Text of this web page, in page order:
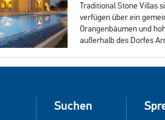
Traditional Stone Villas
verfügen über ein
Orangenbäumen und
außerhalb des Dorfes
Suchen